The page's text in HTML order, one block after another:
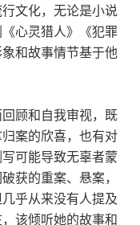
文化，无论是小说
心灵猎人》《犯罪
和故事情节基于他
顾和自我审视，既
案的欣喜，也有对
可能导致无辜者蒙
获的重案、悬案，
乎从来没有人提及
该倾听她的故事和